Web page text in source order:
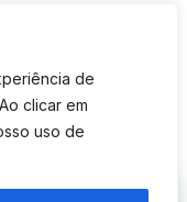
de
clicar em
uso de
ajuda?